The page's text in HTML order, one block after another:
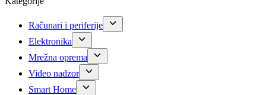
Računari i periferije
Elektronika
Mrežna oprema
Video nadzor
Smart Home